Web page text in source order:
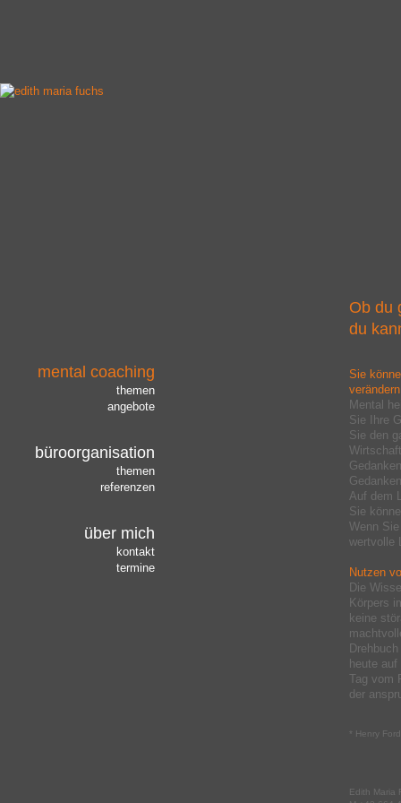
mental coaching
themen
angebote
büroorganisation
themen
referenzen
über mich
kontakt
termine
Ob du
du
Sie
verändern
Mental
Sie Ihre
Sie den
Auf dem
Sie
Wenn
wertvolle
Nutzen
Die
Körpers
keine
heute
Tag vom
der
* Henry Ford
Edith Maria